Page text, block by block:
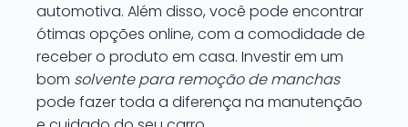
automotiva. Além disso, você pode encontrar
ótimas opções online, com a comodidade de
receber o produto em casa. Investir em um
bom solvente para remoção de manchas
pode fazer toda a diferença na manutenção